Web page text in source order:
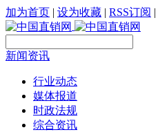
加为首页 | 设为收藏 | RSS订阅 |
新闻资讯
行业动态
媒体报道
时政法规
综合资讯